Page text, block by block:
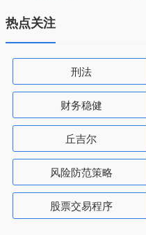
热点关注
刑法
财务稳健
丘吉尔
风险防范策略
股票交易程序